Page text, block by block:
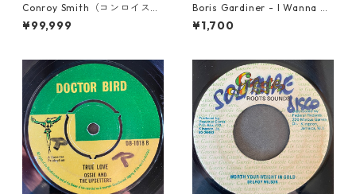
Conroy Smith（コンロイスミ
ス） - Dangerous【7'】
¥99,999
Boris Gardiner - I Wanna W
ake Up With You【7-2192
4】
¥1,700